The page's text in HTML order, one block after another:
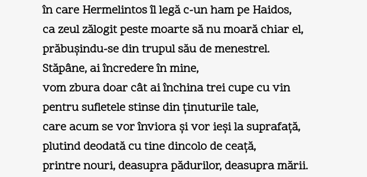
în care Hermelintos îl legă c-un ham pe Haidos,
ca zeul zălogit peste moarte să nu moară chiar el,
prăbuşindu-se din trupul său de menestrel.
Stăpâne, ai încredere în mine,
vom zbura doar cât ai închina trei cupe cu vin
pentru sufletele stinse din ţinuturile tale,
care acum se vor înviora şi vor ieşi la suprafaţă,
plutind deodată cu tine dincolo de ceaţă,
printre nouri, deasupra pădurilor, deasupra mării.